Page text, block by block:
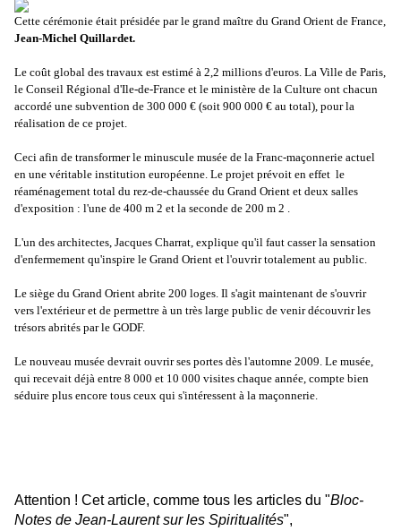
Cette cérémonie était présidée par le grand maître du Grand Orient de France,
Jean-Michel Quillardet.
Le coût global des travaux est estimé à 2,2 millions d'euros. La Ville de Paris,
le Conseil Régional d'Ile-de-France et le ministère de la Culture ont chacun
accordé une subvention de 300 000 € (soit 900 000 € au total), pour la
réalisation de ce projet.
Ceci afin de transformer le minuscule musée de la Franc-maçonnerie actuel
en une véritable institution européenne. Le projet prévoit en effet le
réaménagement total du rez-de-chaussée du Grand Orient et deux salles
d'exposition : l'une de 400 m 2 et la seconde de 200 m 2 .
L'un des architectes, Jacques Charrat, explique qu'il faut casser la sensation
d'enfermement qu'inspire le Grand Orient et l'ouvrir totalement au public.
Le siège du Grand Orient abrite 200 loges. Il s'agit maintenant de s'ouvrir
vers l'extérieur et de permettre à un très large public de venir découvrir les
trésors abrités par le GODF.
Le nouveau musée devrait ouvrir ses portes dès l'automne 2009. Le musée,
qui recevait déjà entre 8 000 et 10 000 visites chaque année, compte bien
séduire plus encore tous ceux qui s'intéressent à la maçonnerie.
Attention ! Cet article, comme tous les articles du "Bloc-
Notes de Jean-Laurent sur les Spiritualités",